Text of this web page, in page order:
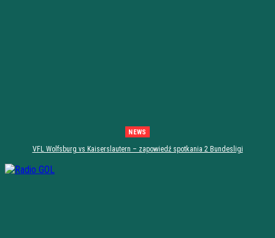
NEWS
VFL Wolfsburg vs Kaiserslautern – zapowiedź spotkania 2 Bundesligi